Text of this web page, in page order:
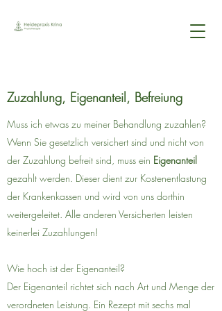
Zuzahlung, Eigenanteil, Befreiung
Muss ich etwas zu meiner Behandlung zuzahlen?
Wenn Sie gesetzlich versichert sind und nicht von
der Zuzahlung befreit sind, muss ein Eigenanteil
gezahlt werden. Dieser dient zur Kostenentlastung
der Krankenkassen und wird von uns dorthin
weitergeleitet. Alle anderen Versicherten leisten
keinerlei Zuzahlungen!
Wie hoch ist der Eigenanteil?
Der Eigenanteil richtet sich nach Art und Menge der
verordneten Leistung. Ein Rezept mit sechs mal